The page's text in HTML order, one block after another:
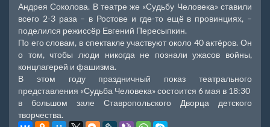
Андрея Соколова. В театре же «Судьбу Человека» ставили
всего 2-3 раза – в Ростове и где-то ещё в провинциях, –
поделился режиссёр Евгений Пересыпкин.
По его словам, в спектакле участвуют около 40 актёров. Он
о том, чтобы люди никогда не познали ужасов войны,
концлагерей и фашизма.
В этом году праздничный показ театрального
представления «Судьба Человека» состоится 6 мая в 18:30
в большом зале Ставропольского Дворца детского
творчества.